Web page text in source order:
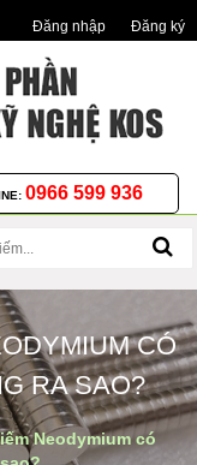
Đăng nhập Đăng ký
0966 599 936
CÓ
RA SAO?
Neodymium có